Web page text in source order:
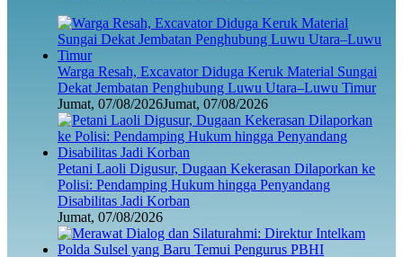
Warga Resah, Excavator Diduga Keruk Material Sungai
Dekat Jembatan Penghubung Luwu Utara–Luwu Timur
Jumat, 07/08/2026Jumat, 07/08/2026
Petani Laoli Digusur, Dugaan Kekerasan Dilaporkan ke
Polisi: Pendamping Hukum hingga Penyandang
Disabilitas Jadi Korban
Jumat, 07/08/2026